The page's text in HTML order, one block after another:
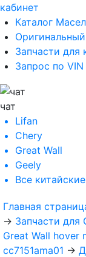
кабинет
Каталог Масел
Запчасти для
Запрос по VIN
чат
Lifan
Chery
Great Wall
Geely
Все
Главная
→ Запчасти для
Great Wall hover
cc7151ama01 →